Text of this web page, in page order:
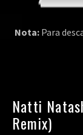
Nota:Para
Natti
Remix)